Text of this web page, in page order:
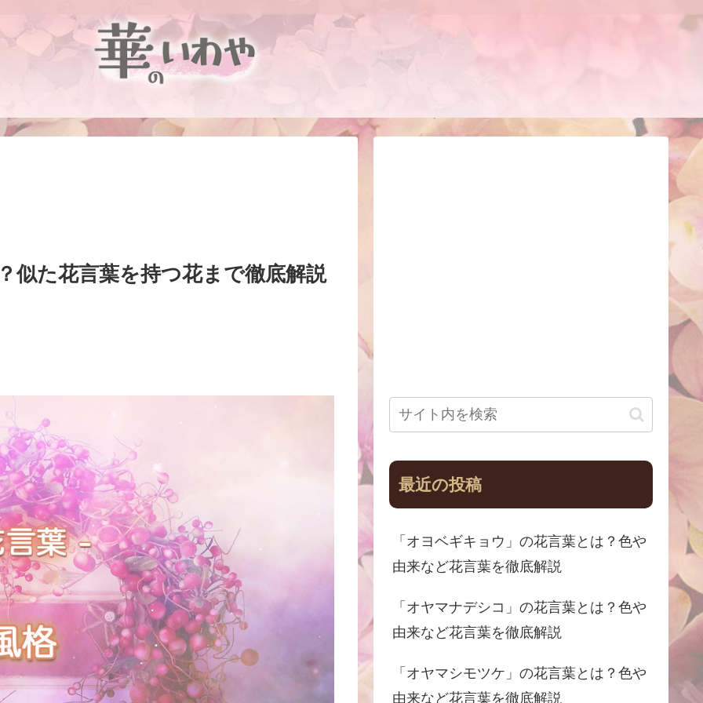
似た花言葉を持つ花まで徹底解説
最近の投稿
「オヨベギキョウ」の花言葉とは？色や
由来など花言葉を徹底解説
「オヤマナデシコ」の花言葉とは？色や
由来など花言葉を徹底解説
「オヤマシモツケ」の花言葉とは？色や
由来など花言葉を徹底解説